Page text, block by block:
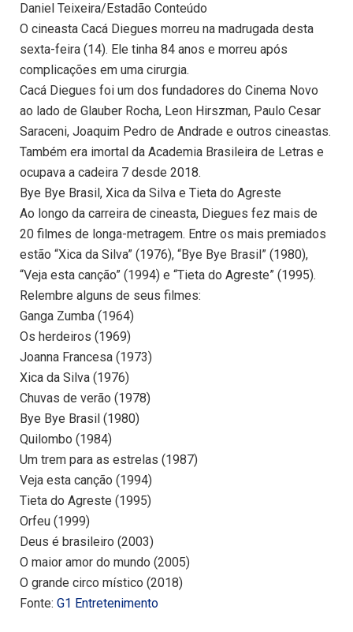
Daniel Teixeira/Estadão Conteúdo
O cineasta Cacá Diegues morreu na madrugada desta
sexta-feira (14). Ele tinha 84 anos e morreu após
complicações em uma cirurgia.
Cacá Diegues foi um dos fundadores do Cinema Novo
ao lado de Glauber Rocha, Leon Hirszman, Paulo Cesar
Saraceni, Joaquim Pedro de Andrade e outros cineastas.
Também era imortal da Academia Brasileira de Letras e
ocupava a cadeira 7 desde 2018.
Bye Bye Brasil, Xica da Silva e Tieta do Agreste
Ao longo da carreira de cineasta, Diegues fez mais de
20 filmes de longa-metragem. Entre os mais premiados
estão “Xica da Silva” (1976), “Bye Bye Brasil” (1980),
“Veja esta canção” (1994) e “Tieta do Agreste” (1995).
Relembre alguns de seus filmes:
Ganga Zumba (1964)
Os herdeiros (1969)
Joanna Francesa (1973)
Xica da Silva (1976)
Chuvas de verão (1978)
Bye Bye Brasil (1980)
Quilombo (1984)
Um trem para as estrelas (1987)
Veja esta canção (1994)
Tieta do Agreste (1995)
Orfeu (1999)
Deus é brasileiro (2003)
O maior amor do mundo (2005)
O grande circo místico (2018)
Fonte: G1 Entretenimento